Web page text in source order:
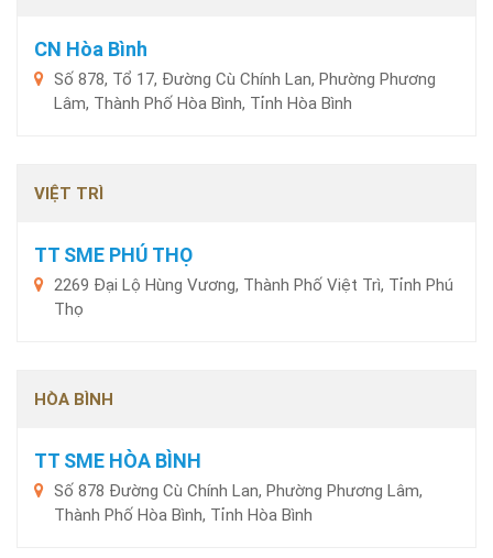
CN Hòa Bình
Số 878, Tổ 17, Đường Cù Chính Lan, Phường Phương
Lâm, Thành Phố Hòa Bình, Tỉnh Hòa Bình
VIỆT TRÌ
TT SME PHÚ THỌ
2269 Đại Lộ Hùng Vương, Thành Phố Việt Trì, Tỉnh Phú
Thọ
HÒA BÌNH
TT SME HÒA BÌNH
Số 878 Đường Cù Chính Lan, Phường Phương Lâm,
Thành Phố Hòa Bình, Tỉnh Hòa Bình